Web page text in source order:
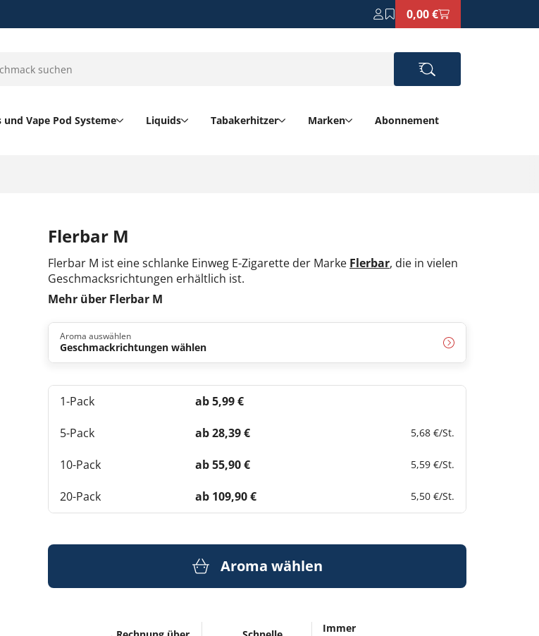
0,00 €
und Vape Pod Systeme Liquids Tabakerhitzer Marken Abonnement
Flerbar M
Flerbar M ist eine schlanke Einweg E-Zigarette der Marke Flerbar, die in vielen
Geschmacksrichtungen erhältlich ist.
Mehr über Flerbar M
Aroma auswählen
Geschmackrichtungen wählen
1-Pack ab 5,99 €
5-Pack ab 28,39 € 5,68 €/St.
10-Pack ab 55,90 € 5,59 €/St.
20-Pack ab 109,90 € 5,50 €/St.
Aroma wählen
Immer